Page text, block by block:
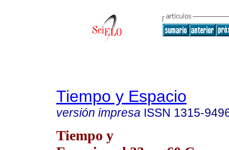
Tiempo y Espacio
versión impresa ISSN 1315-
Tiempo y